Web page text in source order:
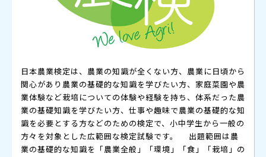
日本農業検定は、農業の知識が全くない方、農業に日頃から
関心があり農業の基礎的な知識を学びたい方、家庭菜園や農
業体験など栽培についての体験や経験を持ち、体系だった農
業の基礎知識を学びたい方、仕事や趣味で農業の基礎的な知
識を必要とする方などのための検定で、小中学生から一般の
方々を対象とした広範囲な検定試験です。 出題範囲は農
業の基礎的な知識を「農業全般」「環境」「食」「栽培」の